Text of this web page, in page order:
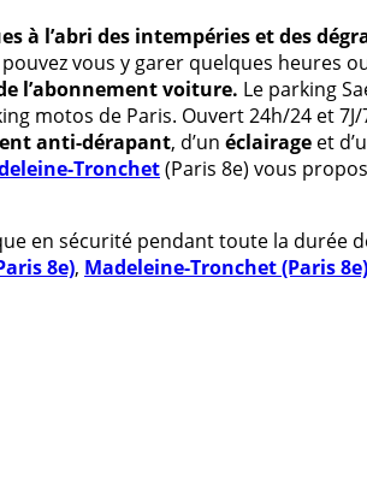
à l’abri des intempéries et des
pouvez vous y garer quelques heures
l’abonnement voiture. Le parking
motos de Paris. Ouvert 24h/24 et
anti-dérapant, d’un éclairage et
Tronchet(Paris 8e) vous
en sécurité pendant toute la durée
8e), Madeleine-Tronchet (Paris 8e)